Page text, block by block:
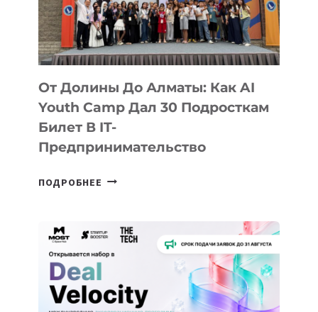
От Долины До Алматы: Как AI
Youth Camp Дал 30 Подросткам
Билет В IT-
Предпринимательство
ПОДРОБНЕЕ ОТ
АЛМАТЫ:
КАК
AI
YOUTH
CAMP